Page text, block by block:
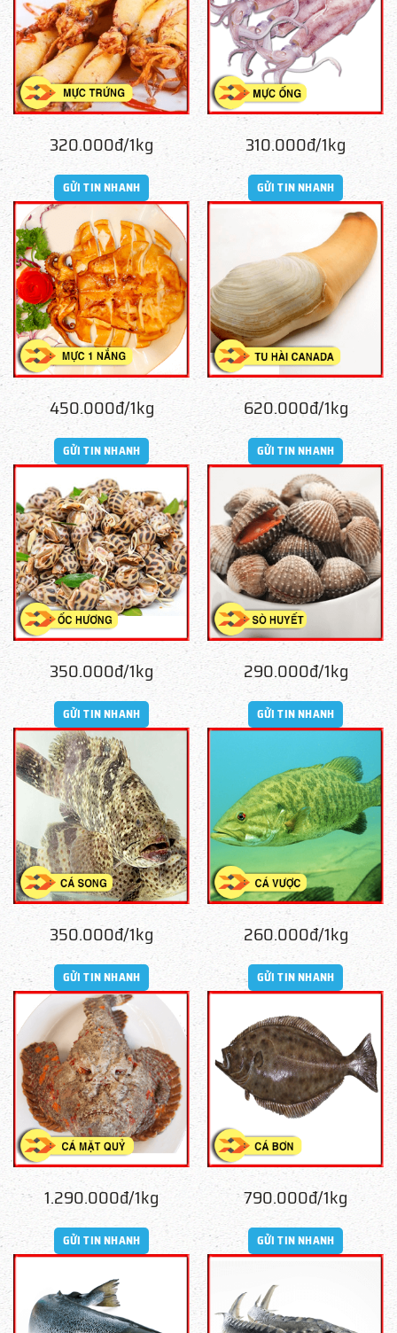
320.000đ/1kg
GỬI TIN NHANH
310.000đ/1kg
GỬI TIN NHANH
450.000đ/1kg
GỬI TIN NHANH
620.000đ/1kg
GỬI TIN NHANH
350.000đ/1kg
GỬI TIN NHANH
290.000đ/1kg
GỬI TIN NHANH
350.000đ/1kg
GỬI TIN NHANH
260.000đ/1kg
GỬI TIN NHANH
1.290.000đ/1kg
GỬI TIN NHANH
790.000đ/1kg
GỬI TIN NHANH